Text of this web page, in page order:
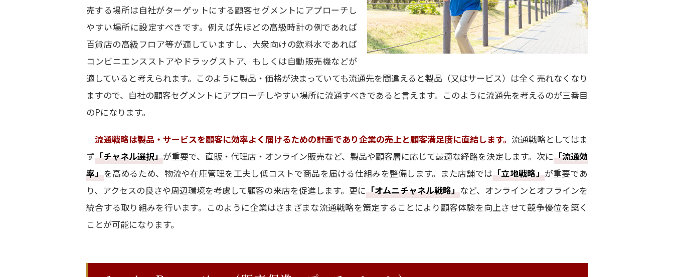
売する場所は自社がターゲットにする顧客セグメントにアプローチし
やすい場所に設定すべきです。例えば先ほどの高級時計の例であれば
百貨店の高級フロア等が適していますし、大衆向けの飲料水であれば
コンビニエンスストアやドラッグストア、もしくは自動販売機などが
適していると考えられます。このように製品・価格が決まっていても流通先を間違えると製品（又はサービス）は全く売れなくなり
ますので、自社の顧客セグメントにアプローチしやすい場所に流通すべきであると言えます。このように流通先を考えるのが三番目
のPになります。
流通戦略は製品・サービスを顧客に効率よく届けるための計画であり企業の売上と顧客満足度に直結します。 流通戦略としてはま
ず「チャネル選択」が重要で、直販・代理店・オンライン販売など、製品や顧客層に応じて最適な経路を決定します。次に「流通効
率」を高めるため、物流や在庫管理を工夫し低コストで商品を届ける仕組みを整備します。また店舗では「立地戦略」が重要であ
り、アクセスの良さや周辺環境を考慮して顧客の来店を促進します。更に「オムニチャネル戦略」など、オンラインとオフラインを
統合する取り組みを行います。このように企業はさまざまな流通戦略を策定することにより顧客体験を向上させて競争優位を築く
ことが可能になります。